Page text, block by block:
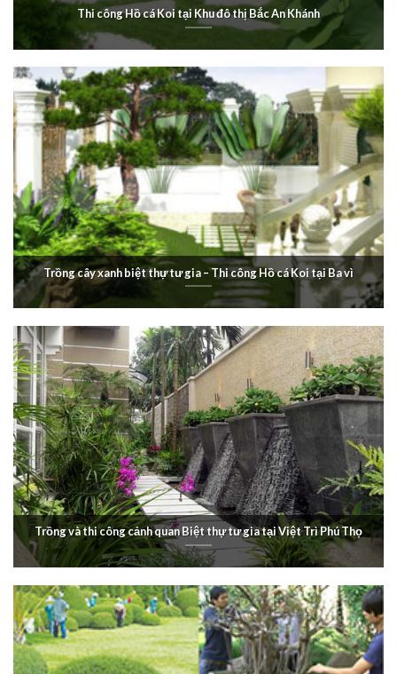
Thi công Hồ cá Koi tại Khu đô thị Bắc An Khánh
Trồng cây xanh biệt thự tư gia – Thi công Hồ cá Koi tại Ba vì
Trồng và thi công cảnh quan Biệt thự tư gia tại Việt Trì Phú Thọ